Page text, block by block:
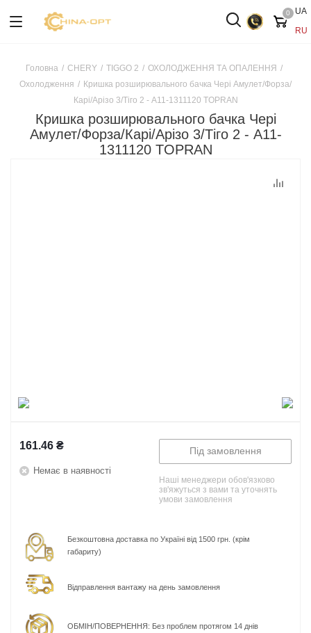
UA
RU
0
Головна / CHERY / TIGGO 2 / ОХОЛОДЖЕННЯ ТА ОПАЛЕННЯ /
Охолодження / Кришка розширювального бачка Чері Амулет/Форза/
Карі/Арізо 3/Тіго 2 - A11-1311120 TOPRAN
Кришка розширювального бачка Чері
Амулет/Форза/Карі/Арізо 3/Тіго 2 - A11-
1311120 TOPRAN
161.46 ₴
Немає в наявності
Під замовлення
Наші менеджери обов'язково
зв'яжуться з вами та уточнять
умови замовлення
Безкоштовна доставка по Україні від 1500 грн. (крім
габариту)
Відправлення вантажу на день замовлення
ОБМІН/ПОВЕРНЕННЯ: Без проблем протягом 14 днів